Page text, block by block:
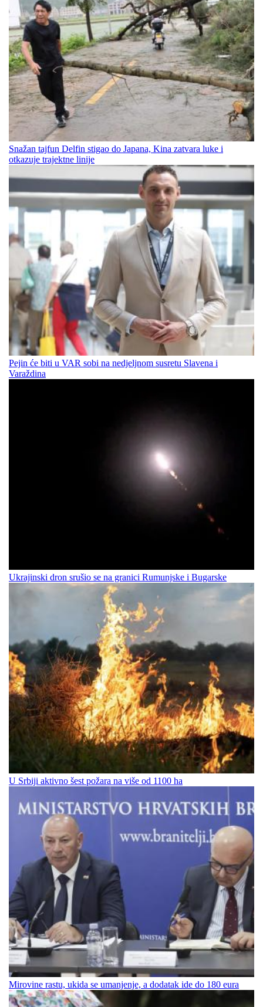
Snažan tajfun Delfin stigao do Japana, Kina zatvara luke i
otkazuje trajektne linije
Pejin će biti u VAR sobi na nedjeljnom susretu Slavena i
Varaždina
Ukrajinski dron srušio se na granici Rumunjske i Bugarske
U Srbiji aktivno šest požara na više od 1100 ha
Mirovine rastu, ukida se umanjenje, a dodatak ide do 180 eura